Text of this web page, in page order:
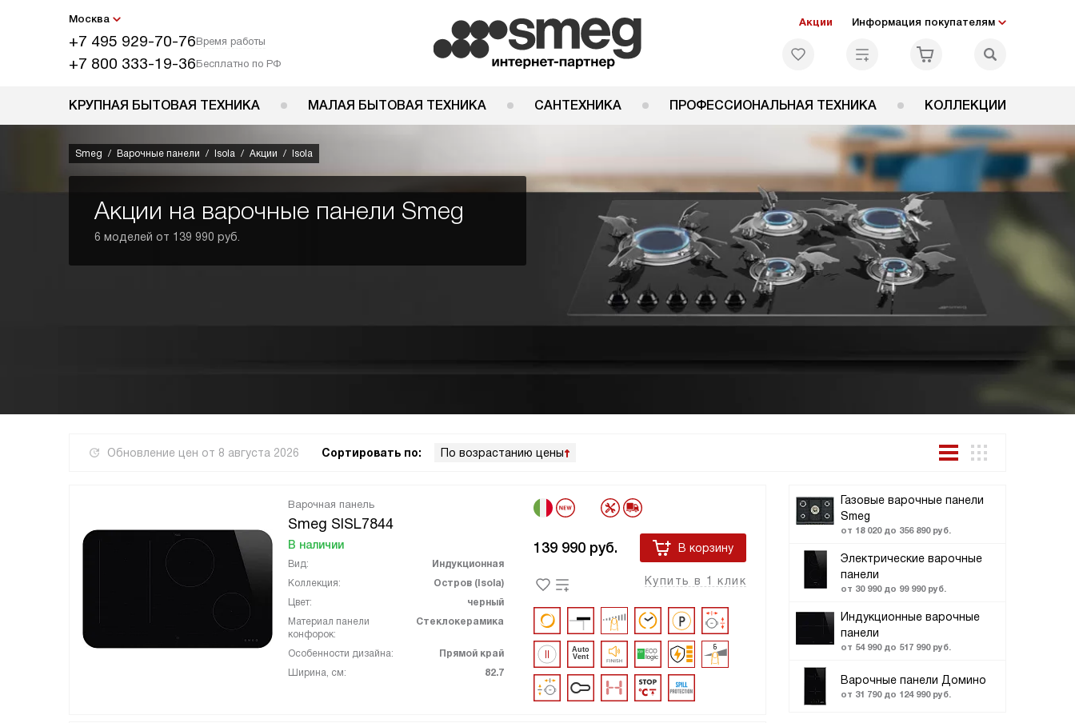
Москва
+7 495 929-70-76Время работы
+7 800 333-19-36Бесплатно по РФ
Акции Информация покупателям
КРУПНАЯ БЫТОВАЯ ТЕХНИКА МАЛАЯ БЫТОВАЯ ТЕХНИКА САНТЕХНИКА ПРОФЕССИОНАЛЬНАЯ ТЕХНИКА КОЛЛЕКЦИИ
Smeg Варочные панели Isola Акции Isola
Акции на варочные панели Smeg
6 моделей от 139 990 руб.
Обновление цен от 8 августа 2026 Сортировать по: По возрастанию цены
Газовые варочные панели
Smeg
от 18 020 до 356 890 руб.
Электрические варочные
панели
от 30 990 до 99 990 руб.
Индукционные варочные
панели
от 54 990 до 517 990 руб.
Варочные панели Домино
от 31 790 до 124 990 руб.
Варочная панель
Smeg SISL7844
В наличии
Вид:
Индукционная
Коллекция:
Остров (Isola)
Цвет:
черный
Материал панели
конфорок:
Стеклокерамика
Особенности дизайна:
Прямой край
Ширина, см:
82.7
139 990 руб. В корзину
Купить в 1 клик